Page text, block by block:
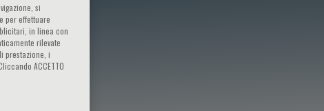
si
per effettuare
in linea con
rilevate
prestazione, i
ACCETTO